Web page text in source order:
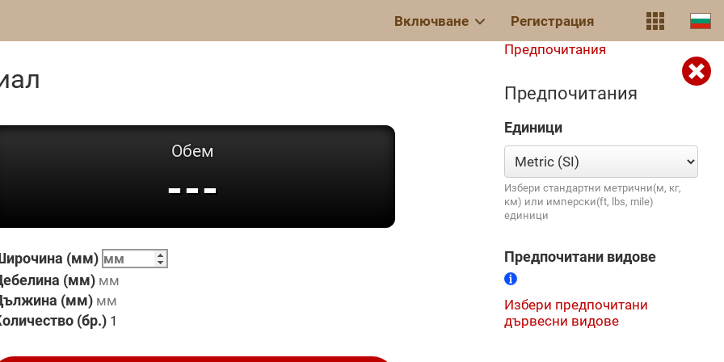
Включване Регистрация
Обем
---
(мм)
(мм)
(мм)
(бр.)
Предпочитания
Предпочитания
Единици
Избери стандартни метрични(м, кг,
км) или имперски(ft, lbs, mile)
единици
Предпочитани видове
Избери предпочитани
дървесни видове